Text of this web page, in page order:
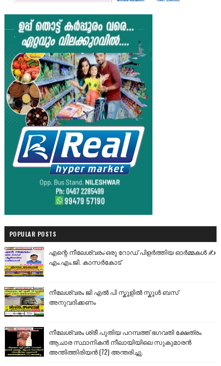
POPULAR POSTS
എന്റെ നീലേശ്വരം:ഒരു റോഡ് പിളർത്തിയ ഓർമ്മകൾ ✍️
എം.എം.ജി. കാസർകോട്
നീലേശ്വരം ജി എൽ പി സ്കൂളിൽ സ്കൂൾ ബസ്
അനുവദിക്കണം
നീലേശ്വരം ശ്രീ പുതിയ പറമ്പത്ത് ഭഗവതി ക്ഷേത്രം
ആചാര സ്ഥാനികൻ നീലായിയിലെ സുകുമാരൻ
അന്തിത്തിരിയൻ (72) അന്തരിച്ചു.